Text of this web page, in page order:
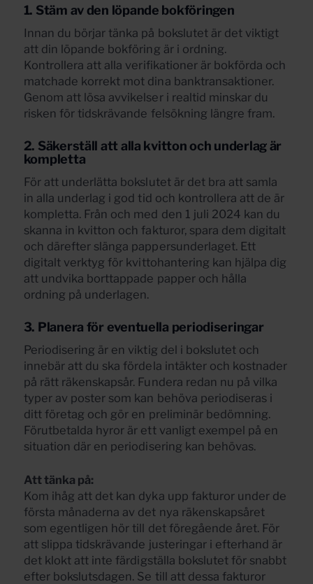
1. Stäm av den löpande bokföringen
Innan du börjar tänka på bokslutet är det viktigt
att din löpande bokföring är i ordning.
Kontrollera att alla verifikationer är bokförda och
matchade korrekt mot dina banktransaktioner.
Genom att lösa avvikelser i realtid minskar du
risken för tidskrävande felsökning längre fram.
2. Säkerställ att alla kvitton och underlag är
kompletta
För att underlätta bokslutet är det bra att samla
in alla underlag i god tid och kontrollera att de är
kompletta. Från och med den 1 juli 2024 kan du
skanna in kvitton och fakturor, spara dem digitalt
och därefter slänga pappersunderlaget. Ett
digitalt verktyg för kvittohantering kan hjälpa dig
att undvika borttappade papper och hålla
ordning på underlagen.
3. Planera för eventuella periodiseringar
Periodisering är en viktig del i bokslutet och
innebär att du ska fördela intäkter och kostnader
på rätt räkenskapsår. Fundera redan nu på vilka
typer av poster som kan behöva periodiseras i
ditt företag och gör en preliminär bedömning.
Förutbetalda hyror är ett vanligt exempel på en
situation där en periodisering kan behövas.
Att tänka på:
Kom ihåg att det kan dyka upp fakturor under de
första månaderna av det nya räkenskapsåret
som egentligen hör till det föregående året. För
att slippa tidskrävande justeringar i efterhand är
det klokt att inte färdigställa bokslutet för snabbt
efter bokslutsdagen. Se till att dessa fakturor